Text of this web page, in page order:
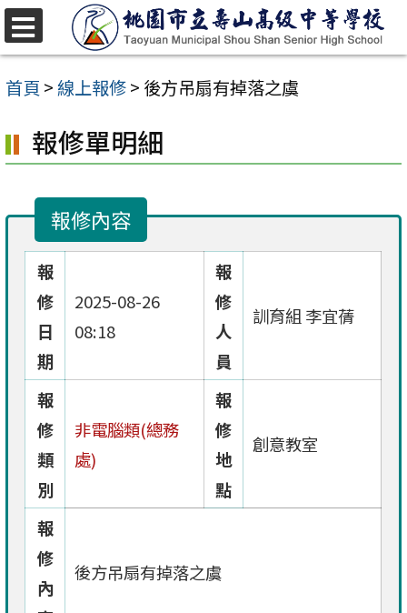
跳
至
主
內
容
首頁 >線上報修> 後方吊扇有掉落之虞
報修單明細
報修內容
報
修
日
期
2025-08-26
08:18
報
修
人
員
訓育組 李宜蒨
報
修
類
別
非電腦類(總務
處)
報
修
地
點
創意教室
報
修
內
後方吊扇有掉落之虞
選
單